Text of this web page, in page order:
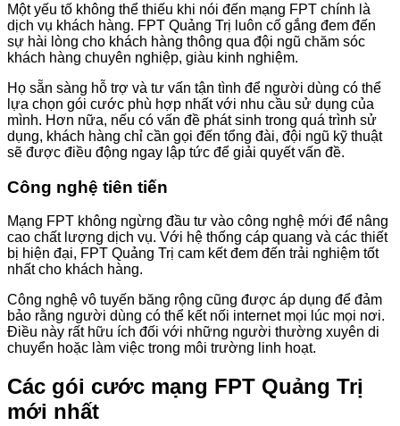
Một yếu tố không thể thiếu khi nói đến mạng FPT chính là
dịch vụ khách hàng. FPT Quảng Trị luôn cố gắng đem đến
sự hài lòng cho khách hàng thông qua đội ngũ chăm sóc
khách hàng chuyên nghiệp, giàu kinh nghiệm.
Họ sẵn sàng hỗ trợ và tư vấn tận tình để người dùng có thể
lựa chọn gói cước phù hợp nhất với nhu cầu sử dụng của
mình. Hơn nữa, nếu có vấn đề phát sinh trong quá trình sử
dụng, khách hàng chỉ cần gọi đến tổng đài, đội ngũ kỹ thuật
sẽ được điều động ngay lập tức để giải quyết vấn đề.
Công nghệ tiên tiến
Mạng FPT không ngừng đầu tư vào công nghệ mới để nâng
cao chất lượng dịch vụ. Với hệ thống cáp quang và các thiết
bị hiện đại, FPT Quảng Trị cam kết đem đến trải nghiệm tốt
nhất cho khách hàng.
Công nghệ vô tuyến băng rộng cũng được áp dụng để đảm
bảo rằng người dùng có thể kết nối internet mọi lúc mọi nơi.
Điều này rất hữu ích đối với những người thường xuyên di
chuyển hoặc làm việc trong môi trường linh hoạt.
Các gói cước mạng FPT Quảng Trị
mới nhất